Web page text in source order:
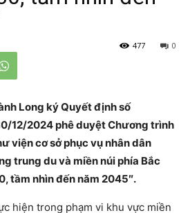
0
477
Long ký Quyết định số
12/2024 phê duyệt Chương trình
viện cơ sở phục vụ nhân dân
trung du và miền núi phía Bắc
tầm nhìn đến năm 2045″.
hiện trong phạm vi khu vực miền